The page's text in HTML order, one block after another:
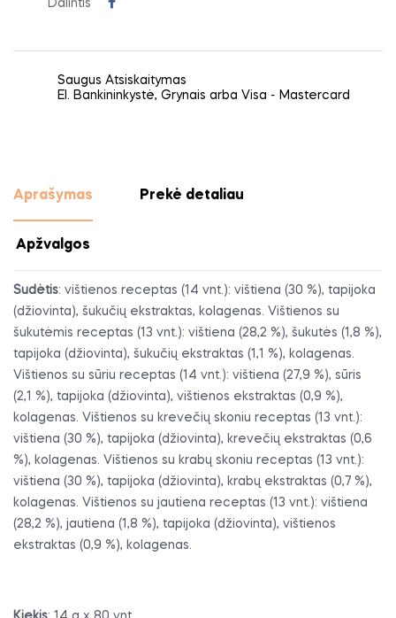
Dalintis
Saugus Atsiskaitymas
El. Bankininkystė, Grynais arba Visa - Mastercard
Aprašymas Prekė detaliau
Apžvalgos
Sudėtis: vištienos receptas (14 vnt.): vištiena (30 %), tapijoka
(džiovinta), šukučių ekstraktas, kolagenas. Vištienos su
šukutėmis receptas (13 vnt.): vištiena (28,2 %), šukutės (1,8 %),
tapijoka (džiovinta), šukučių ekstraktas (1,1 %), kolagenas.
Vištienos su sūriu receptas (14 vnt.): vištiena (27,9 %), sūris
(2,1 %), tapijoka (džiovinta), vištienos ekstraktas (0,9 %),
kolagenas. Vištienos su krevečių skoniu receptas (13 vnt.):
vištiena (30 %), tapijoka (džiovinta), krevečių ekstraktas (0,6
%), kolagenas. Vištienos su krabų skoniu receptas (13 vnt.):
vištiena (30 %), tapijoka (džiovinta), krabų ekstraktas (0,7 %),
kolagenas. Vištienos su jautiena receptas (13 vnt.): vištiena
(28,2 %), jautiena (1,8 %), tapijoka (džiovinta), vištienos
ekstraktas (0,9 %), kolagenas.